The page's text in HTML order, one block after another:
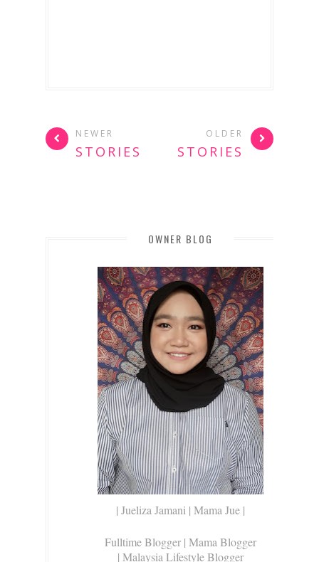
NEWER
STORIES
OLDER
STORIES
OWNER BLOG
| Jueliza Jamani | Mama Jue |
Fulltime Blogger | Mama Blogger
| Malaysia Lifestyle Blogger